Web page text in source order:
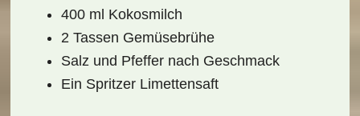
400 ml Kokosmilch
2 Tassen Gemüsebrühe
Salz und Pfeffer nach Geschmack
Ein Spritzer Limettensaft